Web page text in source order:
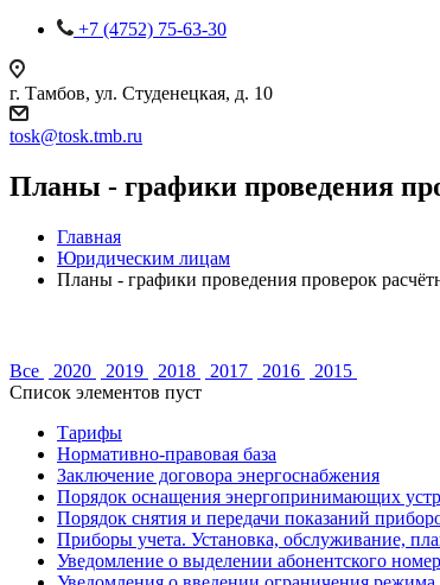
+7 (4752) 75-63-30
г. Тамбов, ул. Студенецкая, д. 10
tosk@tosk.tmb.ru
Планы - графики проведения
Главная
Юридическим лицам
Планы - графики проведения проверок
Все 2020 2019 2018 2017 2016
2015
Список элементов пуст
Тарифы
Нормативно-правовая база
Заключение договора энергоснабжения
Порядок оснащения энергопринимающих
Порядок снятия и передачи показаний
Приборы учета. Установка, обслуживание,
Уведомление о выделении абонентского